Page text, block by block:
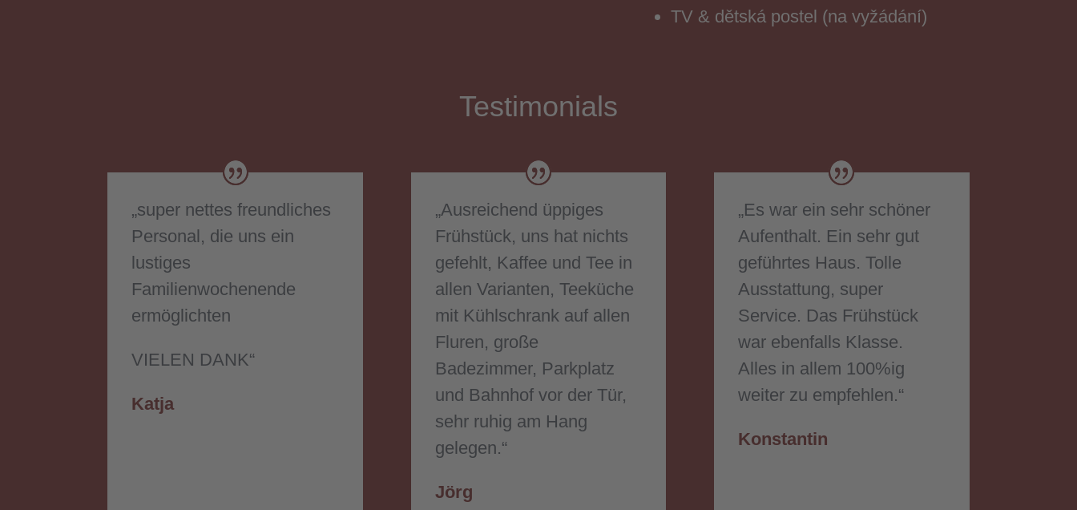
TV & dětská postel (na vyžádání)
Testimonials
„super nettes freundliches
Personal, die uns ein
lustiges
Familienwochenende
ermöglichten
VIELEN DANK“
Katja
„Ausreichend üppiges
Frühstück, uns hat nichts
gefehlt, Kaffee und Tee in
allen Varianten, Teeküche
mit Kühlschrank auf allen
Fluren, große
Badezimmer, Parkplatz
und Bahnhof vor der Tür,
sehr ruhig am Hang
gelegen.“
Jörg
„Es war ein sehr schöner
Aufenthalt. Ein sehr gut
geführtes Haus. Tolle
Ausstattung, super
Service. Das Frühstück
war ebenfalls Klasse.
Alles in allem 100%ig
weiter zu empfehlen.“
Konstantin